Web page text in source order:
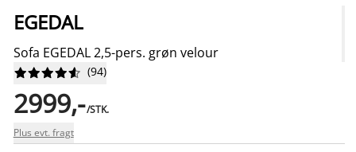
EGEDAL
Sofa EGEDAL 2,5-pers. grøn velour





 (94)
2999,-/STK.
Plus evt. fragt